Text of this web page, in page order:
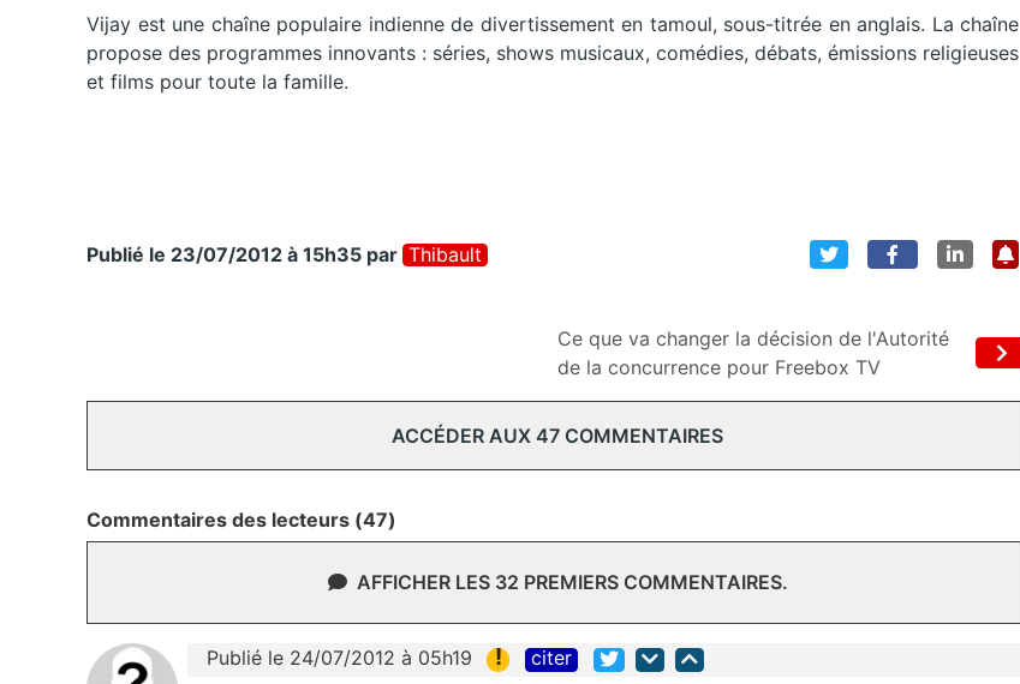
Vijay est une chaîne populaire indienne de divertissement en tamoul, sous-titrée en anglais. La chaîne
propose des programmes innovants : séries, shows musicaux, comédies, débats, émissions religieuses
et films pour toute la famille.
Publié le 23/07/2012 à 15h35 par Thibault
Ce que va changer la décision de l'Autorité
de la concurrence pour Freebox TV
ACCÉDER AUX 47 COMMENTAIRES
Commentaires des lecteurs (47)
AFFICHER LES 32 PREMIERS COMMENTAIRES.
Publié le 24/07/2012 à 05h19 ! citer